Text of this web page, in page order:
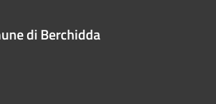
di Berchidda